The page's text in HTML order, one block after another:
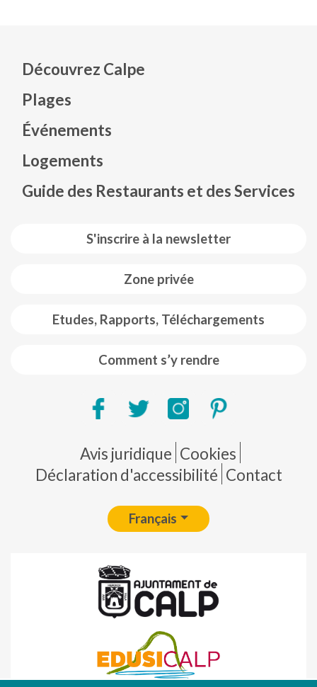
S'inscrire à la newsletter
Zone privée
Etudes, Rapports, Téléchargements
Comment s’y rendre
Découvrez Calpe
Plages
Événements
Logements
Guide des Restaurants et des Services
Pie de página
Avis juridique Cookies
Déclaration d'accessibilité Contact
Français